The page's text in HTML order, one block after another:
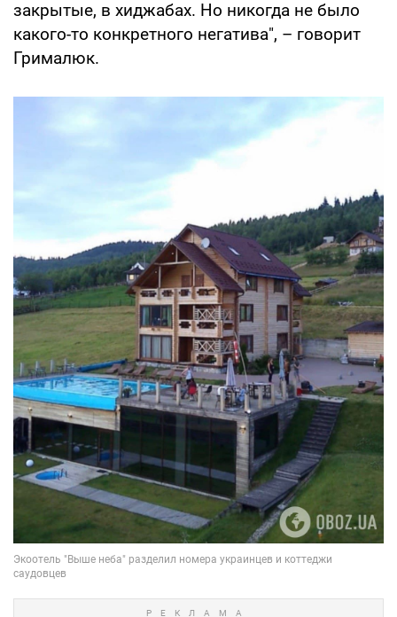
закрытые, в хиджабах. Но никогда не было
какого-то конкретного негатива", – говорит
Грималюк.